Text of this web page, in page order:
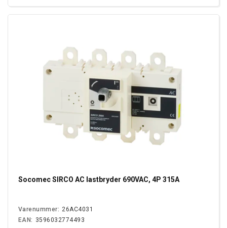
Socomec SIRCO AC lastbryder 690VAC, 4P 315A
Varenummer: 26AC4031
EAN: 3596032774493